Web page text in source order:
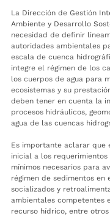
La Dirección de Gestión
Ambiente y Desarrollo
necesidad de definir
autoridades ambientales
escala de cuenca
integre el régimen de los
los cuerpos de agua para
ecosistemas y su
deben tener en cuenta la
procesos hidráulicos,
agua de las cuencas
Es importante aclarar que
inicial a los
mínimos necesarios para
régimen de sedimentos en
socializados y
ambientales competentes
recurso hídrico, entre